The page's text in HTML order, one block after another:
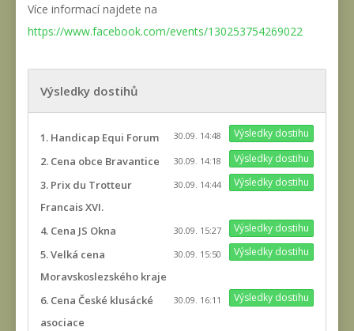
Více informací najdete na
https://www.facebook.com/events/130253754269022
Výsledky dostihů
Výsledky dostihu
30.09. 14:48
1. Handicap Equi Forum
Výsledky dostihu
30.09. 14:18
2. Cena obce Bravantice
Výsledky dostihu
30.09. 14:44
3. Prix du Trotteur
Francais XVI.
Výsledky dostihu
30.09. 15:27
4. Cena JS Okna
Výsledky dostihu
30.09. 15:50
5. Velká cena
Moravskoslezského kraje
Výsledky dostihu
30.09. 16:11
6. Cena České klusácké
asociace